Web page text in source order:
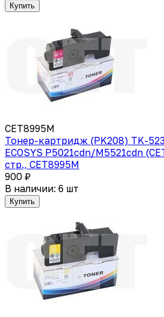
Купить
CET8995M
Тонер-картридж (PK208) TK-
ECOSYS P5021cdn/M5521cdn
стр., CET8995M
900 ₽
В наличии: 6 шт
Купить